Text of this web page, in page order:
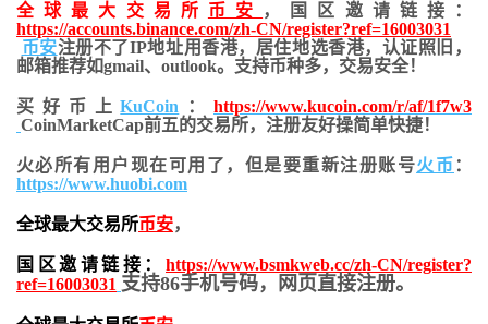
全球最大交易所 币安
，国区邀请链接：
https://accounts.binance.com/zh-CN/register?ref=16003031
币安注册不了IP地址用香港，居住地选香港，认证照旧，
邮箱推荐如gmail、outlook。支持币种多，交易安全！
买好币上KuCoin ：https://www.kucoin.com/r/af/1f7w3
CoinMarketCap前五的交易所，注册友好操简单快捷！
火必所有用户现在可用了，但是要重新注册账号火币 ：
https://www.huobi.com
全球最大交易所币安，
国区邀请链接： https://www.bsmkweb.cc/zh-CN/register?
ref=16003031 支持86手机号码，网页直接注册。